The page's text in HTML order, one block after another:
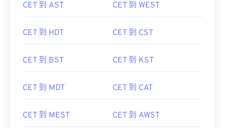
CET 到 AST CET 到 WEST
CET 到 HDT CET 到 CST
CET 到 BST CET 到 KST
CET 到 MDT CET 到 CAT
CET 到 MEST CET 到 AWST